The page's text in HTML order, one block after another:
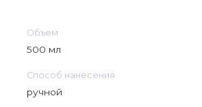
Объем
500 мл
Способ нанесения
ручной